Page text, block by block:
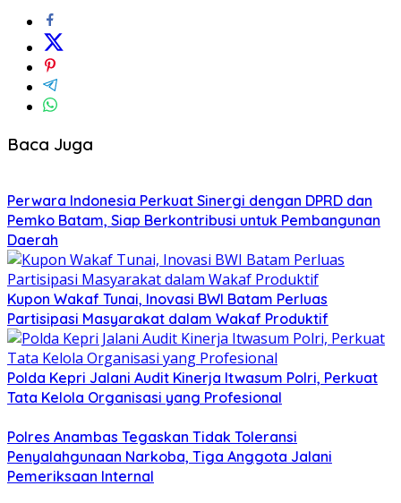
Baca Juga
Perwara Indonesia Perkuat Sinergi dengan DPRD dan
Pemko Batam, Siap Berkontribusi untuk Pembangunan
Daerah
Kupon Wakaf Tunai, Inovasi BWI Batam Perluas
Partisipasi Masyarakat dalam Wakaf Produktif
Polda Kepri Jalani Audit Kinerja Itwasum Polri, Perkuat
Tata Kelola Organisasi yang Profesional
Polres Anambas Tegaskan Tidak Toleransi
Penyalahgunaan Narkoba, Tiga Anggota Jalani
Pemeriksaan Internal